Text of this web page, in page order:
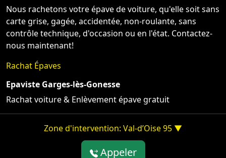
Nous rachetons votre épave de voiture, qu'elle soit sans
carte grise, gagée, accidentée, non-roulante, sans
contrôle technique, d'occasion ou en l'état. Contactez-
nous maintenant!
Rachat Épaves
Epaviste Garges-lès-Gonesse
Rachat voiture & Enlèvement épave gratuit
Zone d'intervention: Val-d’Oise 95 ▼
Appeler